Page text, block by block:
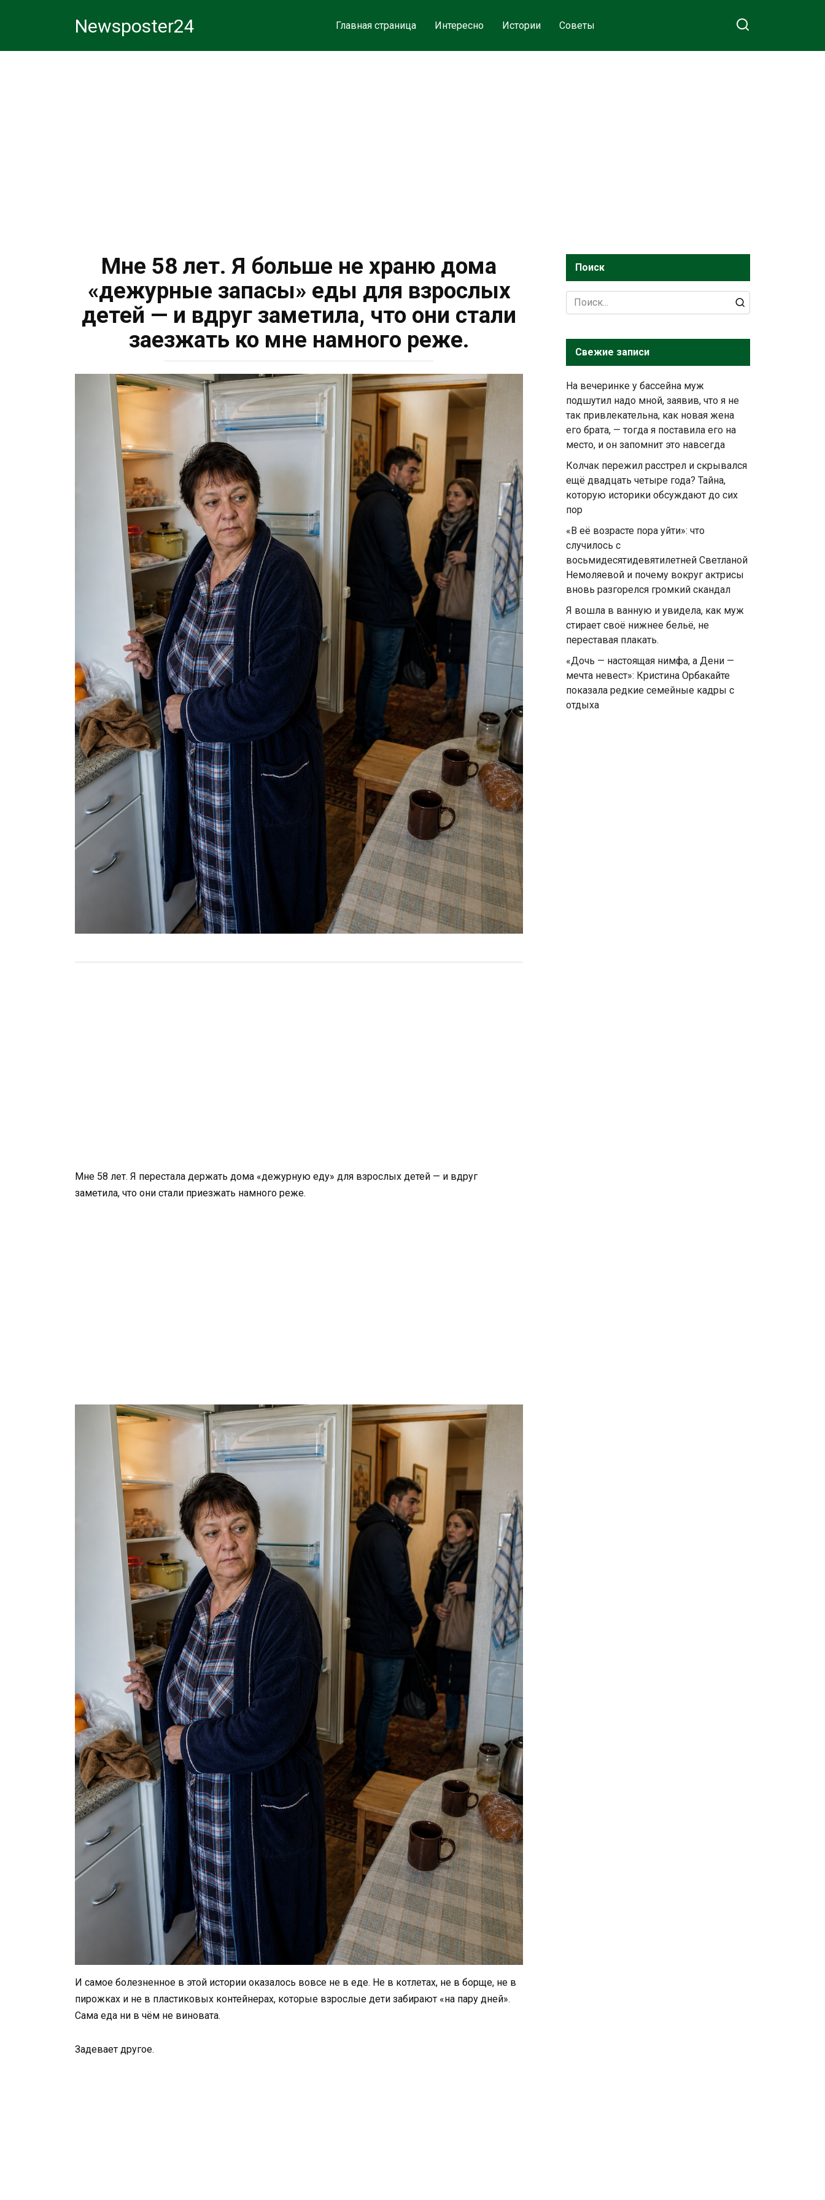
Newsposter24 Главная страница Интересно Истории Советы
Мне 58 лет. Я больше не храню дома
«дежурные запасы» еды для взрослых
детей — и вдруг заметила, что они стали
заезжать ко мне намного реже.
Мне 58 лет. Я перестала держать дома «дежурную еду» для взрослых детей — и вдруг
заметила, что они стали приезжать намного реже.
И самое болезненное в этой истории оказалось вовсе не в еде. Не в котлетах, не в борще, не в
пирожках и не в пластиковых контейнерах, которые взрослые дети забирают «на пару дней».
Сама еда ни в чём не виновата.
Задевает другое.
Поиск
Search
for:
Свежие записи
На вечеринке у бассейна муж
подшутил надо мной, заявив, что я не
так привлекательна, как новая жена
его брата, — тогда я поставила его на
место, и он запомнит это навсегда
Колчак пережил расстрел и скрывался
ещё двадцать четыре года? Тайна,
которую историки обсуждают до сих
пор
«В её возрасте пора уйти»: что
случилось с
восьмидесятидевятилетней Светланой
Немоляевой и почему вокруг актрисы
вновь разгорелся громкий скандал
Я вошла в ванную и увидела, как муж
стирает своё нижнее бельё, не
переставая плакать.
«Дочь — настоящая нимфа, а Дени —
мечта невест»: Кристина Орбакайте
показала редкие семейные кадры с
отдыха